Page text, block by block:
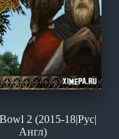
2 (2015-18|Рус|
Англ)